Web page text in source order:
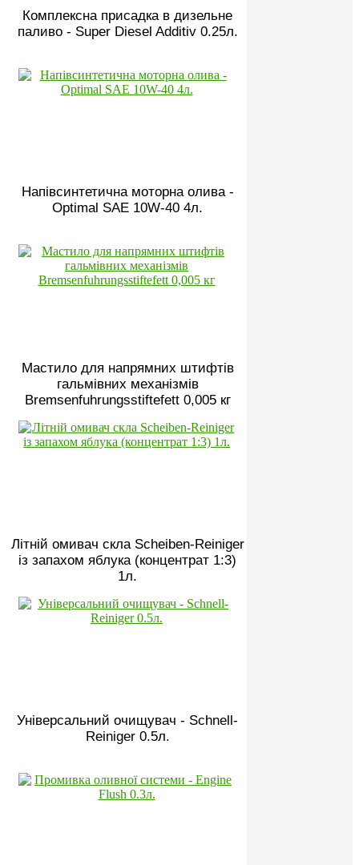
Комплексна присадка в дизельне
паливо - Super Diesel Additiv 0.25л.
Напівсинтетична моторна олива -
Optimal SAE 10W-40 4л.
Мастило для напрямних штифтів
гальмівних механізмів
Bremsenfuhrungsstiftefett 0,005 кг
Літній омивач скла Scheiben-Reiniger
із запахом яблука (концентрат 1:3)
1л.
Універсальний очищувач - Schnell-
Reiniger 0.5л.